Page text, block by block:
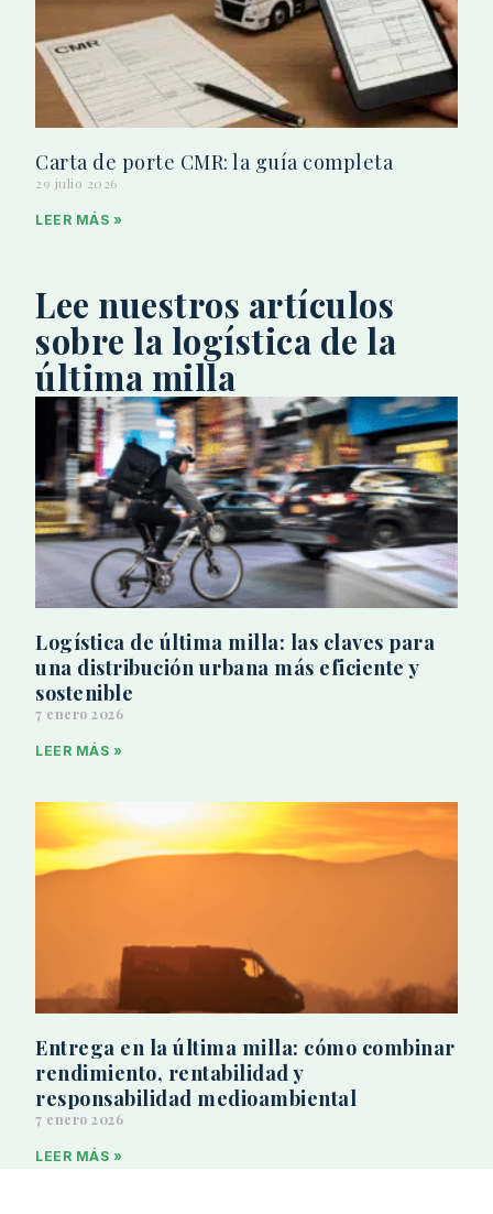
Carta de porte CMR: la guía completa
29 julio 2026
LEER MÁS »
Lee nuestros artículos
sobre la logística de la
última milla
Logística de última milla: las claves para
una distribución urbana más eficiente y
sostenible
7 enero 2026
LEER MÁS »
Entrega en la última milla: cómo combinar
rendimiento, rentabilidad y
responsabilidad medioambiental
7 enero 2026
LEER MÁS »